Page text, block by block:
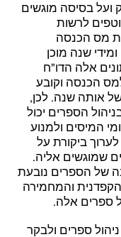
ועל בסיסה מוגשים
לרשות
מס הכנסה
שנה מוכן
אלה הדו"ח
הכנסה וקובע
אותה שנה. לכן,
הספרים יכול
המיסים ולמנוע
ביקורת על
שמוגשים אליה.
של הספרים נובעת
והמחמירה
ספרים אלה.
ספרים ולבקר